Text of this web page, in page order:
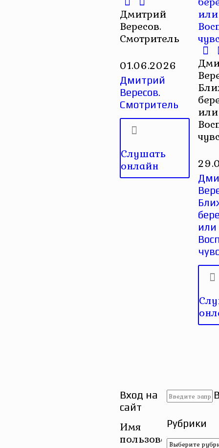
Дмитрий
Вересов.
Смотритель
01.06.2026
Дмитрий
Вересов.
Смотритель
Слушать
онлайн
или
или
Вход на
сайт
Имя
пользователя
Рубрики
Рубрики